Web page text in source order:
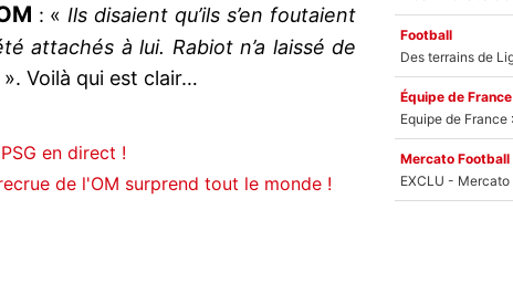
: «Ils disaient qu’ils s’en foutaient
attachés à lui. Rabiot n’a laissé de
». Voilà qui est clair…
en direct !
de l'OM surprend tout le monde !
Football
Équipe de France
Mercato Football